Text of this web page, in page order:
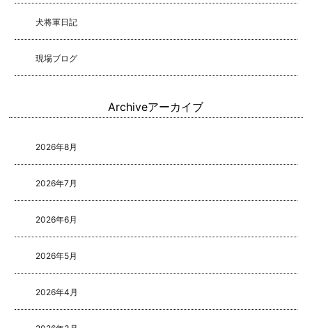
犬将軍日記
現場ブログ
Archiveアーカイブ
2026年8月
2026年7月
2026年6月
2026年5月
2026年4月